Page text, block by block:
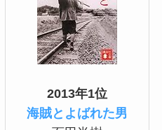
2013年1位
海賊とよばれた男